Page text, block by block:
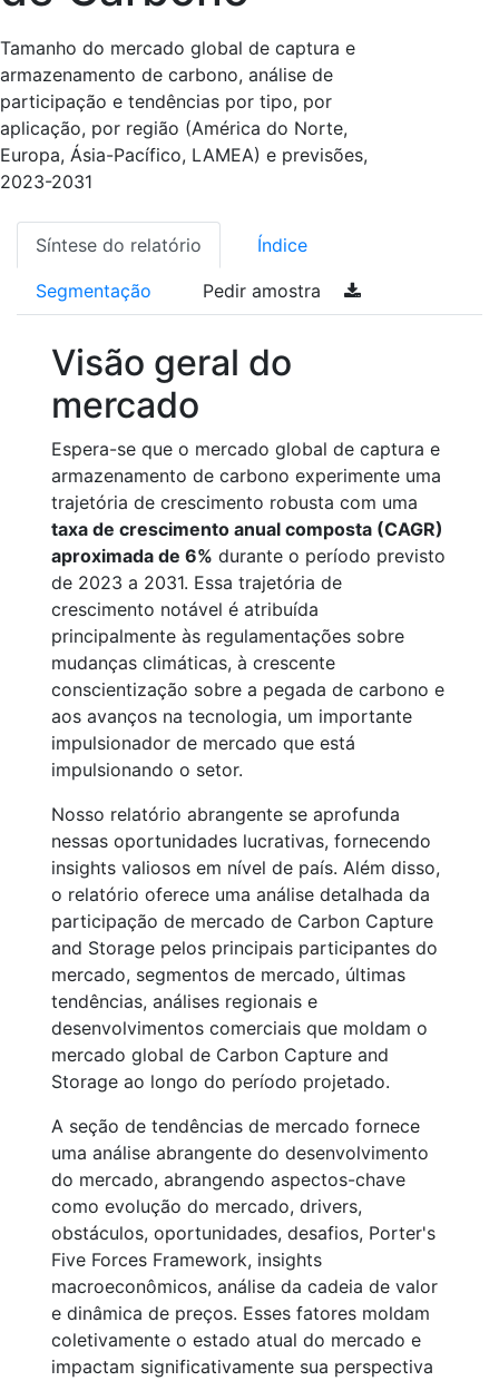
Tamanho do mercado global de captura e
armazenamento de carbono, análise de
participação e tendências por tipo, por
aplicação, por região (América do Norte,
Europa, Ásia-Pacífico, LAMEA) e previsões,
2023-2031
Síntese do relatório Índice
Segmentação Pedir amostra
Visão geral do
mercado
Espera-se que o mercado global de captura e
armazenamento de carbono experimente uma
trajetória de crescimento robusta com uma
taxa de crescimento anual composta (CAGR)
aproximada de 6% durante o período previsto
de 2023 a 2031. Essa trajetória de
crescimento notável é atribuída
principalmente às regulamentações sobre
mudanças climáticas, à crescente
conscientização sobre a pegada de carbono e
aos avanços na tecnologia, um importante
impulsionador de mercado que está
impulsionando o setor.
Nosso relatório abrangente se aprofunda
nessas oportunidades lucrativas, fornecendo
insights valiosos em nível de país. Além disso,
o relatório oferece uma análise detalhada da
participação de mercado de Carbon Capture
and Storage pelos principais participantes do
mercado, segmentos de mercado, últimas
tendências, análises regionais e
desenvolvimentos comerciais que moldam o
mercado global de Carbon Capture and
Storage ao longo do período projetado.
A seção de tendências de mercado fornece
uma análise abrangente do desenvolvimento
do mercado, abrangendo aspectos-chave
como evolução do mercado, drivers,
obstáculos, oportunidades, desafios, Porter's
Five Forces Framework, insights
macroeconômicos, análise da cadeia de valor
e dinâmica de preços. Esses fatores moldam
coletivamente o estado atual do mercado e
impactam significativamente sua perspectiva